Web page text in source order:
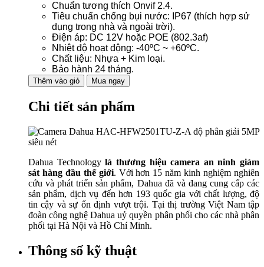
Chuẩn tương thích Onvif 2.4.
Tiêu chuẩn chống bụi nước: IP67 (thích hợp sử
dụng trong nhà và ngoài trời).
Điện áp: DC 12V hoặc POE (802.3af)
Nhiệt độ hoạt động: -40ºC ~ +60ºC.
Chất liệu: Nhựa + Kim loại.
Bảo hành 24 tháng.
Thêm vào giỏ Mua ngay
Chi tiết sản phẩm
Dahua Technologylà thương hiệu camera an ninh giám
sát hàng đầu thế giới. Với hơn 15 năm kinh nghiệm nghiên
cứu và phát triển sản phẩm, Dahua đã và đang cung cấp các
sản phẩm, dịch vụ đến hơn 193 quốc gia với chất lượng, độ
tin cậy và sự ổn định vượt trội. Tại thị trường Việt Nam tập
đoàn công nghệ Dahua uỷ quyền phân phối cho các nhà phân
phối tại Hà Nội và Hồ Chí Minh.
Thông số kỹ thuật